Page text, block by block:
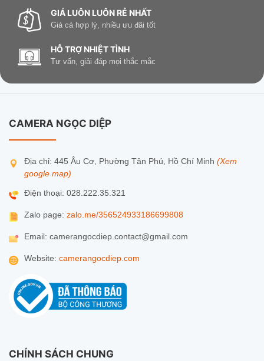
GIÁ LUÔN LUÔN RẺ NHẤT
Giá cả hợp lý, nhiều ưu đãi tốt
HỖ TRỢ NHIỆT TÌNH
Tư vấn, giải đáp mọi thắc mắc
CAMERA NGỌC DIỆP
Địa chỉ: 445 Âu Cơ, Phường Tân Phú, Hồ Chí Minh (Xem
google map)
Điện thoại: 028.222.35.321
Zalo page: zalo.me/356524933186699808
Email: camerangocdiep.contact@gmail.com
Website: camerangocdiep.com
CHÍNH SÁCH CHUNG